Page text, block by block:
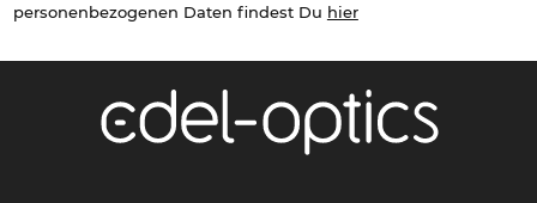
personenbezogenen Daten findest Du hier